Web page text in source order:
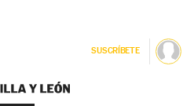
SUSCRÍBETE